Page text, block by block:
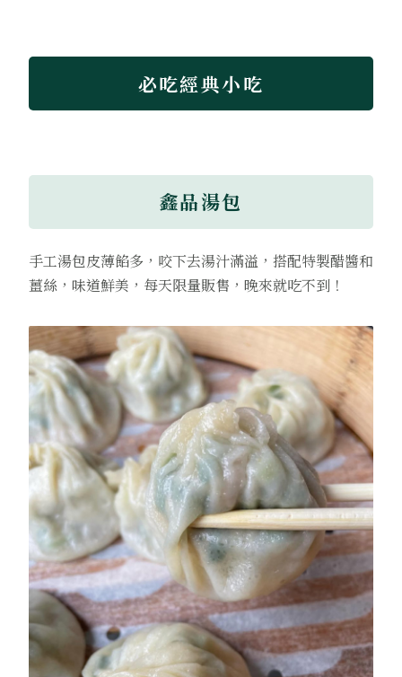
必吃經典小吃
鑫品湯包
手工湯包皮薄餡多，咬下去湯汁滿溢，搭配特製醋醬和
薑絲，味道鮮美，每天限量販售，晚來就吃不到！